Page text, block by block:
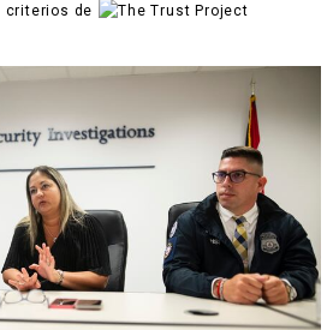
criterios de